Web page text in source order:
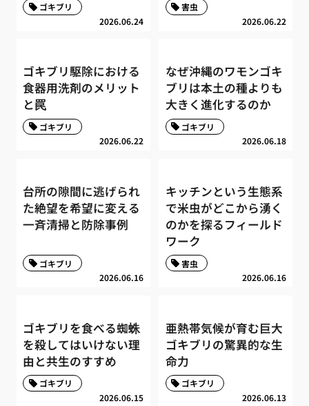
2026.06.24
ゴキブリ
2026.06.22
害虫
ゴキブリ駆除における
食器用洗剤のメリット
と罠
2026.06.22
ゴキブリ
なぜ沖縄のワモンゴキ
ブリは本土の種よりも
大きく進化するのか
2026.06.18
ゴキブリ
台所の隙間に逃げられ
た絶望を希望に変える
一斉清掃と防除事例
2026.06.16
ゴキブリ
キッチンという生態系
で米虫がどこから湧く
のかを探るフィールド
ワーク
2026.06.16
害虫
ゴキブリを食べる蜘蛛
を殺してはいけない理
由と共生のすすめ
2026.06.15
ゴキブリ
亜熱帯気候が育む巨大
ゴキブリの驚異的な生
命力
2026.06.13
ゴキブリ